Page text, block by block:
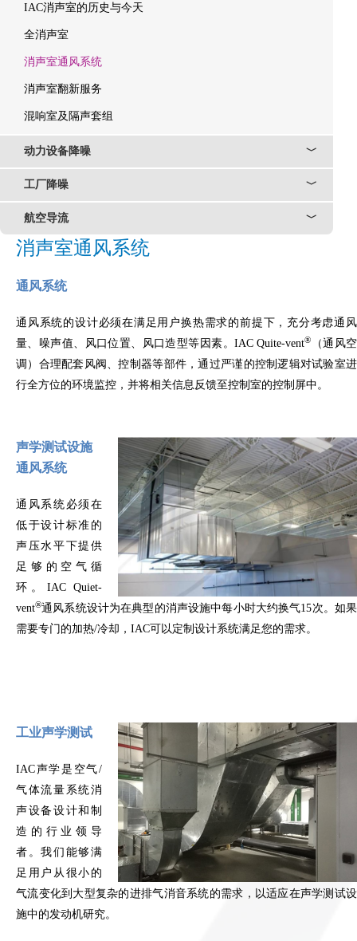
IAC消声室的历史与今天
全消声室
消声室通风系统
消声室翻新服务
混响室及隔声套组
﹀
动力设备降噪
﹀
工厂降噪
﹀
航空导流
消声室通风系统
通风系统
通风系统的设计必须在满足用户换热需求的前提下，充分考虑通风
量、噪声值、风口位置、风口造型等因素。IAC Quite-vent®
（通风空
调）合理配套风阀、控制器等部件，通过严谨的控制逻辑对试验室进
行全方位的环境监控，并将相关信息反馈至控制室的控制屏中。
声学测试设施
通风系统
通风系统必须在
低于设计标准的
声压水平下提供
足够的空气循
环。IAC Quiet-
vent®通风系统设计为在典型的消声设施中每小时大约换气15次。如果
需要专门的加热/冷却，IAC可以定制设计系统满足您的需求。
工业声学测试
IAC声学是空气/
气体流量系统消
声设备设计和制
造的行业领导
者。我们能够满
足用户从很小的
气流变化到大型复杂的进排气消音系统的需求，以适应在声学测试设
施中的发动机研究。